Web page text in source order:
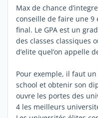
Max de chance
conseille de faire une 9
final. Le GPA est un
des classes classiques
d’elite quel’on appelle
Pour exemple, il faut
school et obtenir son
ouvre les portes des
4 les meilleurs